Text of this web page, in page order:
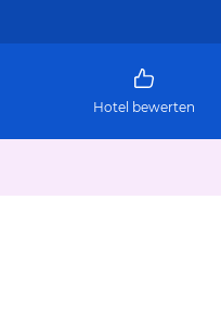
Hotel bewerten